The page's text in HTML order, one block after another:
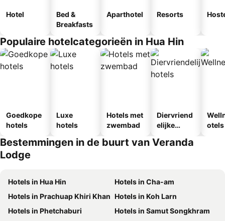
Hotel
Bed &
Breakfasts
Aparthotel Resorts
Populaire hotelcategorieën in Hua Hin
Goedkope
hotels
Luxe
hotels
Hotels met
zwembad
Diervriend
elijke
otels
Bestemmingen in de buurt van Veranda
Lodge
Hotels in Hua Hin
Hotels in Cha-am
Hotels in Prachuap Khiri Khan Hotels in Koh Larn
Hotels in Phetchaburi
Hotels in Samut Songkhram